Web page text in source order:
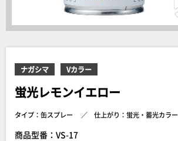
ナガシマ Vカラー
蛍光レモンイエロー
タイプ：缶スプレー 仕上がり：蛍光・蓄光カラー
商品型番：VS-17